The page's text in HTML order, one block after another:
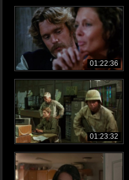
01:22:36
01:23:32